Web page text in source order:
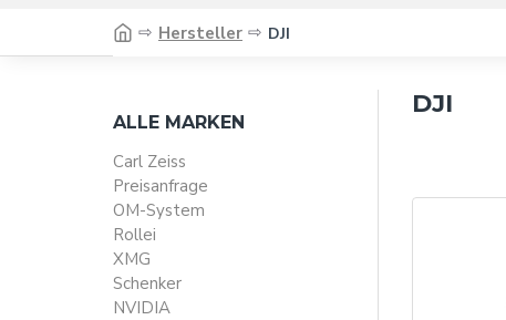
Hersteller DJI
ALLE MARKEN
Carl Zeiss
Preisanfrage
OM-System
Rollei
XMG
Schenker
NVIDIA
DJI